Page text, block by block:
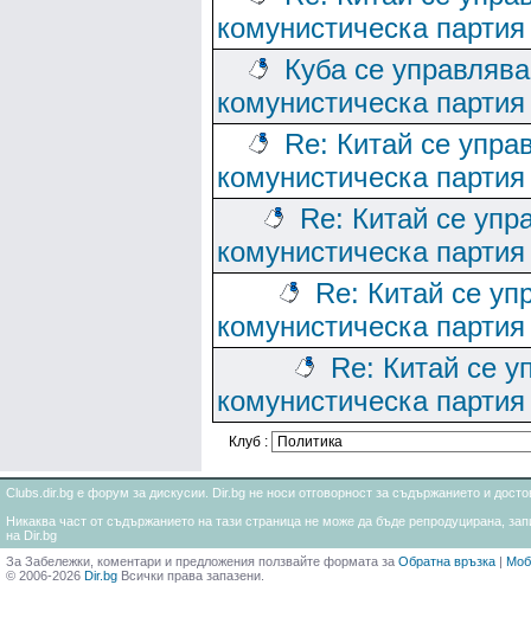
комунистическа партия
Куба се
комунистическа партия
Re: Китай се
комунистическа партия
Re: Китай се
комунистическа партия
Re: Китай се
комунистическа партия
Re: Китай се
комунистическа партия
Клуб :
Clubs.dir.bg е форум за дискусии. Dir.bg не носи отговорност за съдържанието и
Никаква част от съдържанието на тази страница не може да бъде репродуцирана,
на Dir.bg
За Забележки, коментари и предложения ползвайте формата за Обратна връзка |
© 2006-2026 Dir.bg Всички права запазени.